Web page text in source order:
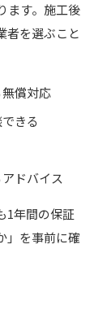
ます。施工後
者を選ぶこと
償対応
きる
ドバイス
1年間の保証
」を事前に確